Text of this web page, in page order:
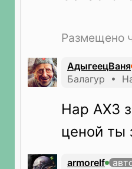
Размещено
АдыгеецВаня
Балагур •
Hap AX3
ценой ты
armorelf